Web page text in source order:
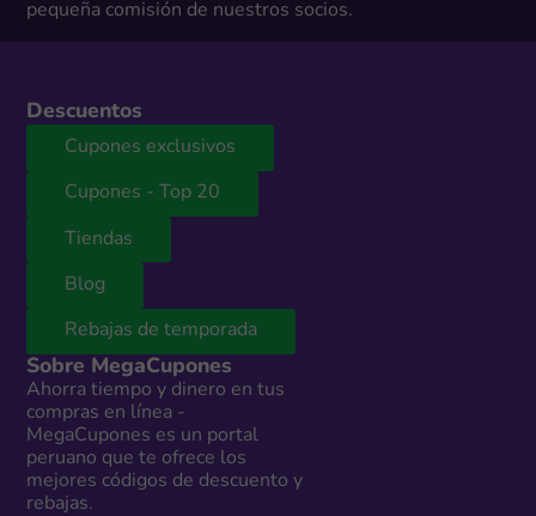
pequeña comisión de nuestros socios.
Descuentos
Cupones exclusivos
Cupones - Top 20
Tiendas
Blog
Rebajas de temporada
Sobre MegaCupones
Ahorra tiempo y dinero en tus
compras en línea -
MegaCupones es un portal
peruano que te ofrece los
mejores códigos de descuento y
rebajas.